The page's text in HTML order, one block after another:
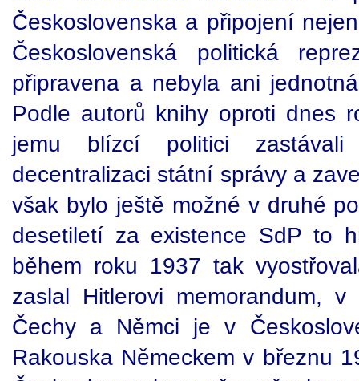
Československa a připojení
Československá politická
připravena a nebyla ani
Podle autorů knihy oproti dnes
jemu blízcí politici zastávali
decentralizaci státní správy a
však bylo ještě možné v druhé
desetiletí za existence SdP to
během roku 1937 tak
zaslal Hitlerovi memorandum,
Čechy a Němci je v
Rakouska Německem v březnu